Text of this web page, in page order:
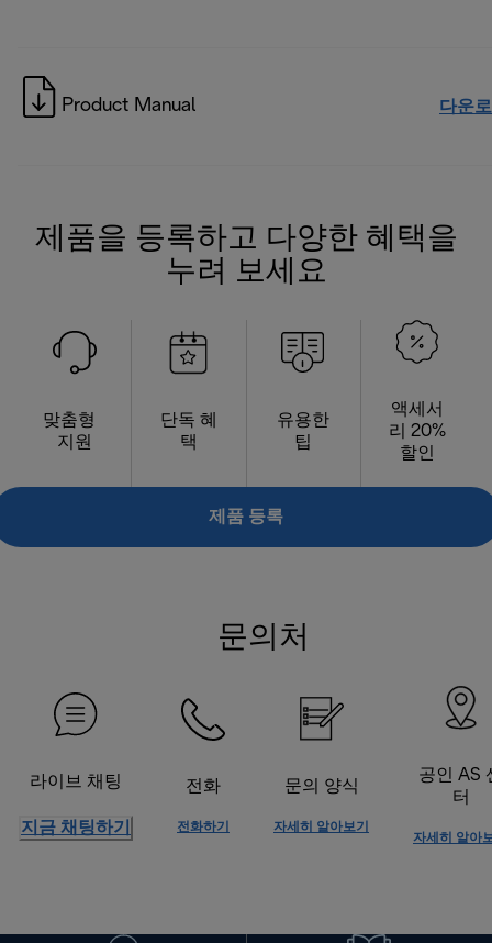
Product Manual 다운
제품을 등록하고 다양한 혜택을
누려 보세요
맞춤형
지원
단독 혜
택
유용한
팁
액세서
리 20%
할인
제품 등록
문의처
라이브 채팅
지금 채팅하기
전화
전화하기
문의 양식
자세히 알아보기
공인 AS
터
자세히 알아